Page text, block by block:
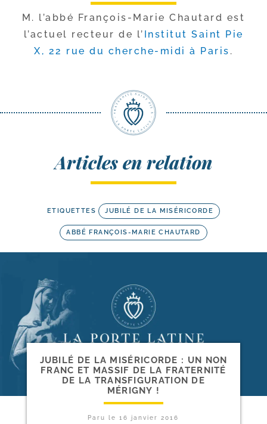
M. l’ab­bé François-​Marie Chautard est
l’ac­tuel rec­teur de l’ Institut Saint Pie
X, 22 rue du cherche-​midi à Paris .
Articles en relation
ETIQUETTES JUBILÉ DE LA MISÉRICORDE
ABBÉ FRANÇOIS-MARIE CHAUTARD
JUBILÉ DE LA MISÉRICORDE : UN NON
FRANC ET MASSIF DE LA FRATERNITÉ
DE LA TRANSFIGURATION DE
MÉRIGNY !
Paru le16 janvier 2016